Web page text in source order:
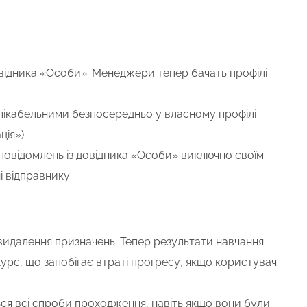
«Особи». Менеджери тепер бачать профілі
безпосередньо у власному профілі
із довідника «Особи» виключно своїм
відправнику.
призначень. Тепер результати навчання
що запобігає втраті прогресу, якщо користувач
всі спроби проходження, навіть якщо вони були